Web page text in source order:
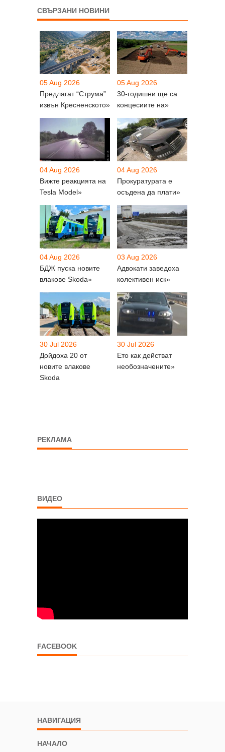
СВЪРЗАНИ НОВИНИ
05 Aug 2026
Предлагат “Струма”
извън Кресненското»
05 Aug 2026
30-годишни ще са
концесиите на»
04 Aug 2026
Вижте реакцията на
Tesla Model»
04 Aug 2026
Прокуратурата е
осъдена да плати»
04 Aug 2026
БДЖ пуска новите
влакове Skoda»
03 Aug 2026
Адвокати заведоха
колективен иск»
30 Jul 2026
Дойдоха 20 от
новите влакове
Skoda
30 Jul 2026
Ето как действат
необозначените»
РЕКЛАМА
ВИДЕО
FACEBOOK
НАВИГАЦИЯ
НАЧАЛО